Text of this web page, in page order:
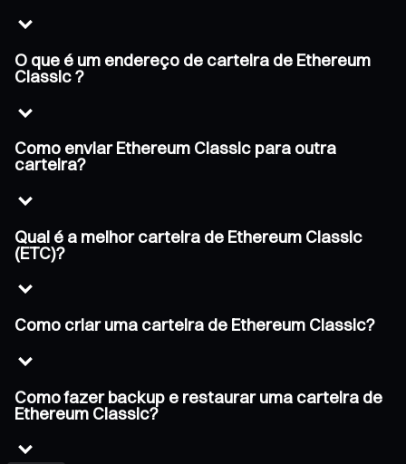
O que é um endereço de carteira de Ethereum
Classic ?
Como enviar Ethereum Classic para outra
carteira?
Qual é a melhor carteira de Ethereum Classic
(ETC)?
Como criar uma carteira de Ethereum Classic?
Como fazer backup e restaurar uma carteira de
Ethereum Classic?